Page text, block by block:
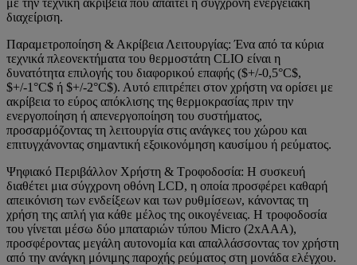
διαχείριση.
Παραμετροποίηση & Ακρίβεια Λειτουργίας: Ένα από τα κύρια
τεχνικά πλεονεκτήματα του θερμοστάτη CLIO είναι η
δυνατότητα επιλογής του διαφορικού επαφής ($+/-0,5°C$,
$+/-1°C$ ή $+/-2°C$). Αυτό επιτρέπει στον χρήστη να ορίσει με
ακρίβεια το εύρος απόκλισης της θερμοκρασίας πριν την
ενεργοποίηση ή απενεργοποίηση του συστήματος,
προσαρμόζοντας τη λειτουργία στις ανάγκες του χώρου και
επιτυγχάνοντας σημαντική εξοικονόμηση καυσίμου ή ρεύματος.
Ψηφιακό Περιβάλλον Χρήστη & Τροφοδοσία: Η συσκευή
διαθέτει μια σύγχρονη οθόνη LCD, η οποία προσφέρει καθαρή
απεικόνιση των ενδείξεων και των ρυθμίσεων, κάνοντας τη
χρήση της απλή για κάθε μέλος της οικογένειας. Η τροφοδοσία
του γίνεται μέσω δύο μπαταριών τύπου Micro (2xAAA),
προσφέροντας μεγάλη αυτονομία και απαλλάσσοντας τον χρήστη
από την ανάγκη μόνιμης παροχής ρεύματος στη μονάδα ελέγχου.